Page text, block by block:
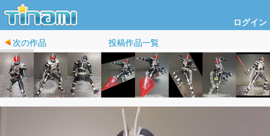
ログイン
次の作品 投稿作品一覧